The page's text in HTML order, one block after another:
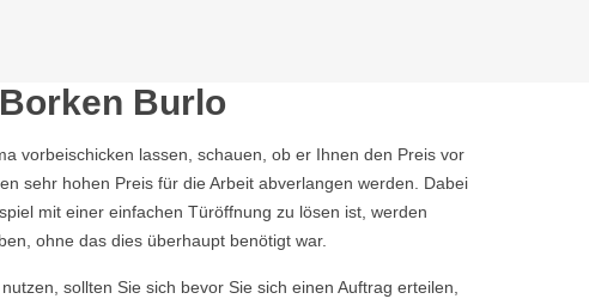
Burlo
vorbeischicken lassen, schauen, ob er Ihnen den Preis vor
sehr hohen Preis für die Arbeit abverlangen werden. Dabei
mit einer einfachen Türöffnung zu lösen ist, werden
ohne das dies überhaupt benötigt war.
sollten Sie sich bevor Sie sich einen Auftrag erteilen,